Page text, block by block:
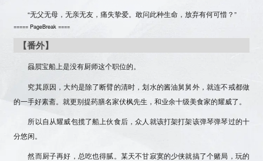
“无父无母，无亲无友，痛失挚爱。敢问此种生命，放弃有何可惜？”
===== PageBreak ====
【番外】
赑屃宝船上是没有厨师这个职位的。
究其原因，大约是除了断臂的清时，划水的酱油舅舅外，就连不戒都做
的一手好素斋。就更别提药膳名家伏枫先生，和业余十级美食家的耀威了。
所以自从耀威包揽了船上伙食后，众人就该打架打架该弹琴弹琴过的十
分悠闲。
然而厨子再好，总吃也得腻。某天不甘寂寞的少侠就搞了个赌局，玩的